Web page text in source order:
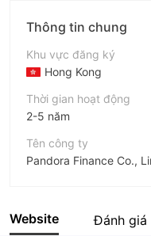
Thông tin chung
Khu vực đăng ký
Hong Kong
Thời gian hoạt động
2-5 năm
Tên công ty
Pandora Finance Co.,
Nhân viên doanh nghiệp
Website Đánh giá